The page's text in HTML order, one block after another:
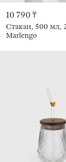
10 790 ₸
Стакан, 500 мл,
Marlengo